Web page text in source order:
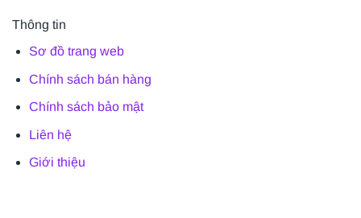
Thông tin
Sơ đồ trang web
Chính sách bán hàng
Chính sách bảo mật
Liên hệ
Giới thiệu